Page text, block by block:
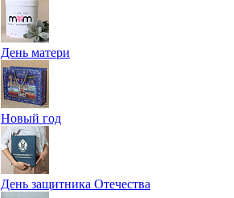
День матери
Новый год
День защитника Отечества